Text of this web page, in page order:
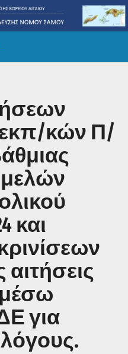
κών Π/
και
αιτήσεις
για
λόγους.